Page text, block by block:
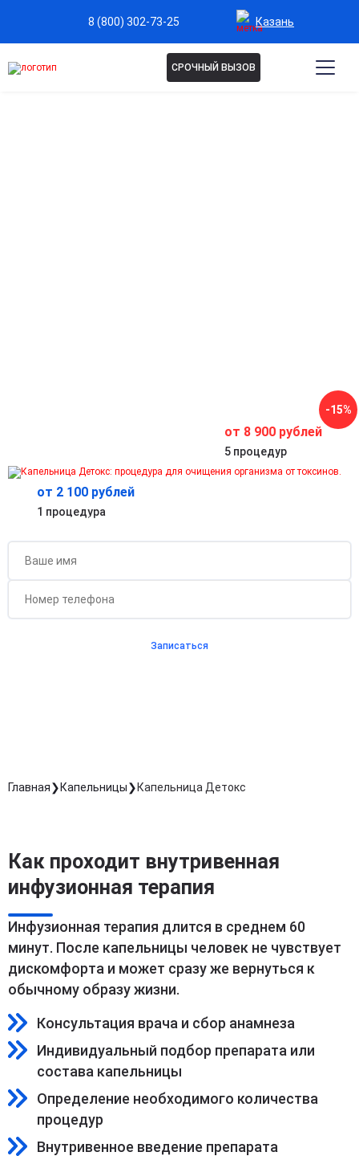
8 (800) 302-73-25 Казань
СРОЧНЫЙ ВЫЗОВ
Антиоксидантная защита и замедление старения
поддерживает здоровье организма на клеточном уровне.
от 2 100 рублей
1 процедура
от 8 900 рублей
5 процедур
-15%
Бесплатная консультация для новых клиентов
при проведении процедуры
Записаться
Главная Капельницы Капельница Детокс
Как проходит внутривенная
инфузионная терапия
Инфузионная терапия длится в среднем 60
минут. После капельницы человек не чувствует
дискомфорта и может сразу же вернуться к
обычному образу жизни.
Консультация врача и сбор анамнеза
Индивидуальный подбор препарата или
состава капельницы
Определение необходимого количества
процедур
Внутривенное введение препарата